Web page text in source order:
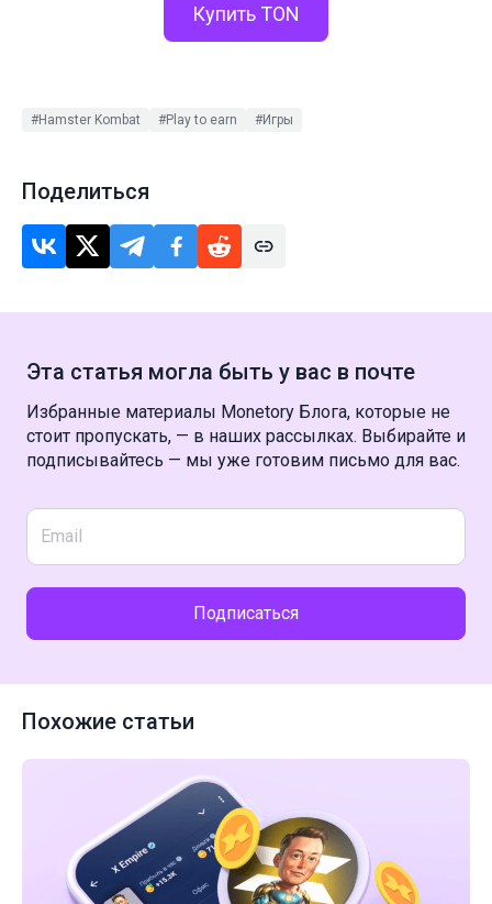
Купить TON
#Hamster Kombat #Play to earn #Игры
Поделиться
Эта статья могла быть у вас в почте
Избранные материалы Monetory Блога, которые не
стоит пропускать, — в наших рассылках. Выбирайте и
подписывайтесь — мы уже готовим письмо для вас.
Подписаться
Похожие статьи